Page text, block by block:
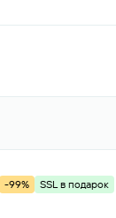
-99% SSL в подарок